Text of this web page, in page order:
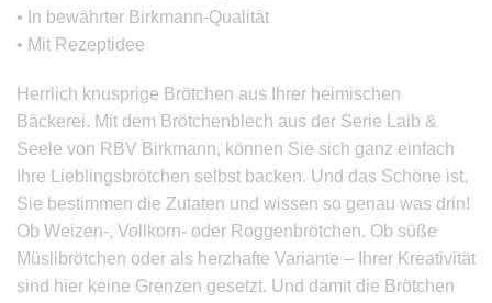
• In bewährter Birkmann-Qualität
• Mit Rezeptidee
Herrlich knusprige Brötchen aus Ihrer heimischen
Bäckerei. Mit dem Brötchenblech aus der Serie Laib &
Seele von RBV Birkmann, können Sie sich ganz einfach
Ihre Lieblingsbrötchen selbst backen. Und das Schöne ist,
Sie bestimmen die Zutaten und wissen so genau was drin!
Ob Weizen-, Vollkorn- oder Roggenbrötchen. Ob süße
Müslibrötchen oder als herzhafte Variante – Ihrer Kreativität
sind hier keine Grenzen gesetzt. Und damit die Brötchen